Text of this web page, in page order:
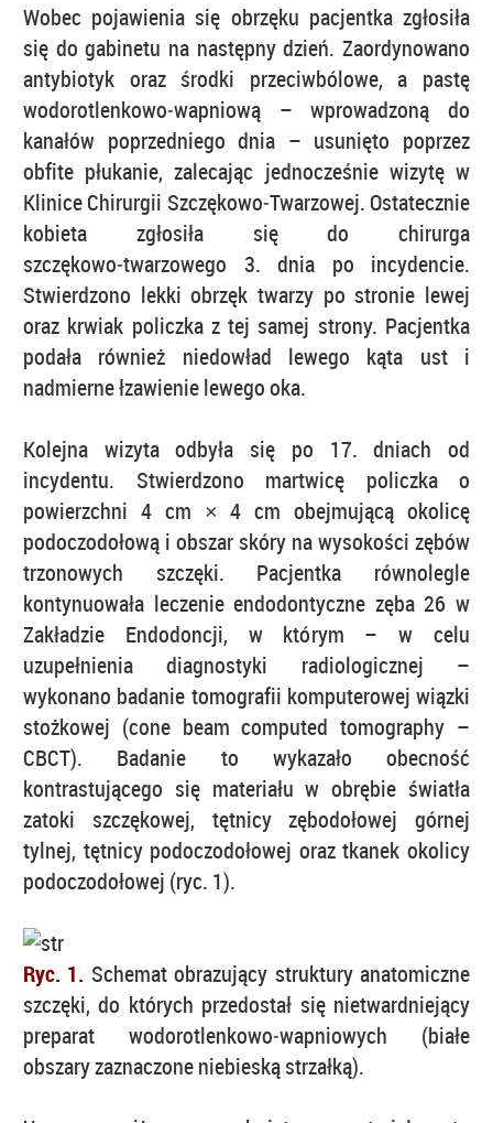
Wobec pojawienia się obrzęku pacjentka zgłosiła
się do gabinetu na następny dzień. Zaordynowano
antybiotyk oraz środki przeciwbólowe, a pastę
wodorotlenkowo‑wapniową – wprowadzoną do
kanałów poprzedniego dnia – usunięto poprzez
obfite płukanie, zalecając jednocześnie wizytę w
Klinice Chirurgii Szczękowo‑Twarzowej. Ostatecznie
kobieta zgłosiła się do chirurga
szczękowo‑twarzowego 3. dnia po incydencie.
Stwierdzono lekki obrzęk twarzy po stronie lewej
oraz krwiak policzka z tej samej strony. Pacjentka
podała również niedowład lewego kąta ust i
nadmierne łzawienie lewego oka.
Kolejna wizyta odbyła się po 17. dniach od
incydentu. Stwierdzono martwicę policzka o
powierzchni 4 cm × 4 cm obejmującą okolicę
podoczodołową i obszar skóry na wysokości zębów
trzonowych szczęki. Pacjentka równolegle
kontynuowała leczenie endodontyczne zęba 26 w
Zakładzie Endodoncji, w którym – w celu
uzupełnienia diagnostyki radiologicznej –
wykonano badanie tomografii komputerowej wiązki
stożkowej (cone beam computed tomography –
CBCT). Badanie to wykazało obecność
kontrastującego się materiału w obrębie światła
zatoki szczękowej, tętnicy zębodołowej górnej
tylnej, tętnicy podoczodołowej oraz tkanek okolicy
podoczodołowej (ryc. 1).
Ryc. 1. Schemat obrazujący struktury anatomiczne
szczęki, do których przedostał się nietwardniejący
preparat wodorotlenkowo‑wapniowych (białe
obszary zaznaczone niebieską strzałką).